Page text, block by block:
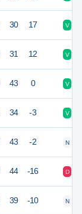
30 17 V
31 12 V
43 0 V
34 -3 V
43 -2 N
44 -16 D
39 -10 N